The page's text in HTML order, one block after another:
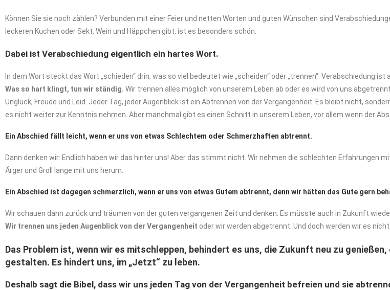
Können Sie sie noch zählen? Verbunden mit einer Feier und netten Worten und guten Wünschen sind
leckeren Kuchen oder Sekt, Wein und Häppchen gibt, ist es besonders schön.
Dabei ist Verabschiedung eigentlich ein hartes Wort.
In dem Wort steckt das Wort „schieden“ drin, was so viel bedeutet wie „scheiden“ oder „trennen“. Verabschiedung
Was so hart klingt, tun wir ständig. Wir trennen alles möglich von unserem Leben ab oder es wird von uns
Unglück, Freude und Leid. Jeder Tag, jeder Augenblick ist ein Abtrennen von der Vergangenheit. Es bleibt nicht,
es nicht weiter zur Kenntnis nehmen. Aber manchmal gibt es einen Schnitt in unserem Leben, vor allem wenn der
Ein Abschied fällt leicht, wenn er uns von etwas Schlechtem oder Schmerzhaften abtrennt.
Dann denken wir: Endlich haben wir das hinter uns! Aber das stimmt nicht. Wir nehmen die schlechten Erfahrungen
Ärger und Groll lange mit uns herum.
Ein Abschied ist dagegen schmerzlich, wenn er uns von etwas Gutem abtrennt, denn wir hätten das Gute gern
Wir schauen dann zurück und träumen von der guten vergangenen Zeit und denken: Es müsste auch in Zukunft
Wir trennen uns jeden Augenblick von der Vergangenheit oder wir werden abgetrennt. Und doch werden wir es
Das Problem ist, wenn wir es mitschleppen, behindert es uns, die Zukunft neu zu
gestalten. Es hindert uns, im „Jetzt“ zu leben.
Deshalb sagt die Bibel, dass wir uns jeden Tag von der Vergangenheit befreien und sie